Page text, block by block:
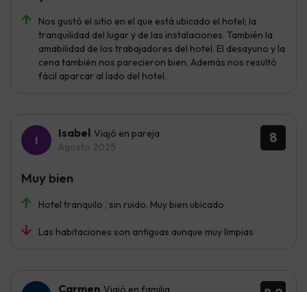
Nos gustó el sitio en el que está ubicado el hotel; la
tranquilidad del lugar y de las instalaciones. También la
amabilidad de los trabajadores del hotel. El desayuno y la
cena también nos parecieron bien. Además nos resultó
fácil aparcar al lado del hotel.
8
Isabel Viajó en pareja
Agosto 2025
Hotel tranquilo , sin ruido. Muy bien ubicado
Las habitaciones son antiguas aunque muy limpias
Muy bien
Carmen Viajó en familia